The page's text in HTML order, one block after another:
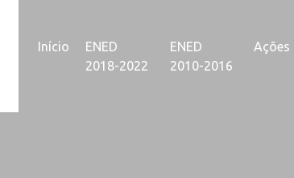
Início
ENED
2018-2022
ENED
2010-2016
Ações